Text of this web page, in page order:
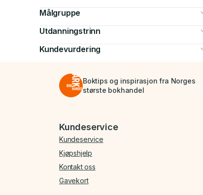
Målgruppe
Utdanningstrinn
Kundevurdering
Boktips og inspirasjon fra Norges
største bokhandel
Bunnmeny
Kundeservice
Kundeservice
Kjøpshjelp
Kontakt oss
Gavekort